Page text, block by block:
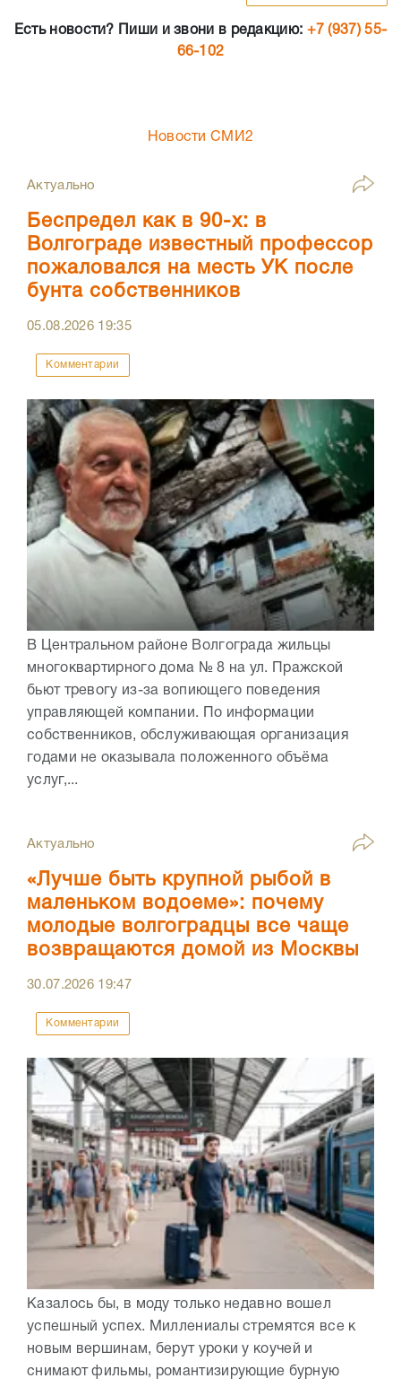
Есть новости? Пиши и звони в редакцию: +7 (937) 55-
66-102
Новости СМИ2
Актуально
Беспредел как в 90-х: в
Волгограде известный профессор
пожаловался на месть УК после
бунта собственников
05.08.2026 19:35
Комментарии
В Центральном районе Волгограда жильцы
многоквартирного дома № 8 на ул. Пражской
бьют тревогу из-за вопиющего поведения
управляющей компании. По информации
собственников, обслуживающая организация
годами не оказывала положенного объёма
услуг,...
Актуально
«Лучше быть крупной рыбой в
маленьком водоеме»: почему
молодые волгоградцы все чаще
возвращаются домой из Москвы
30.07.2026 19:47
Комментарии
Казалось бы, в моду только недавно вошел
успешный успех. Миллениалы стремятся все к
новым вершинам, берут уроки у коучей и
снимают фильмы, романтизирующие бурную